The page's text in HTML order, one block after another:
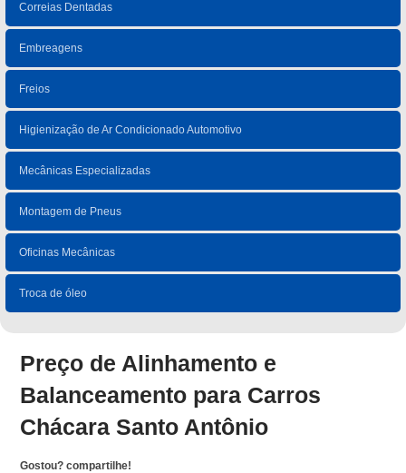
Correias Dentadas
Embreagens
Freios
Higienização de Ar Condicionado Automotivo
Mecânicas Especializadas
Montagem de Pneus
Oficinas Mecânicas
Troca de óleo
Preço de Alinhamento e
Balanceamento para Carros
Chácara Santo Antônio
Gostou? compartilhe!